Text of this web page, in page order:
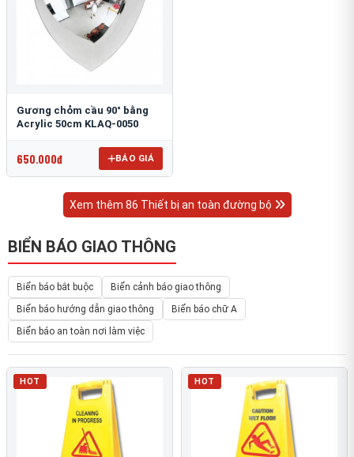
Gương chỏm cầu 90° bằng
Acrylic 50cm KLAQ-0050
650.000đ BÁO GIÁ
Xem thêm 86 Thiết bị an toàn đường bộ
BIỂN BÁO GIAO THÔNG
Biển báo bắt buộc
Biển cảnh báo giao thông
Biển báo hướng dẫn giao thông
Biển báo chữ A
Biển báo an toàn nơi làm việc
HOT HOT